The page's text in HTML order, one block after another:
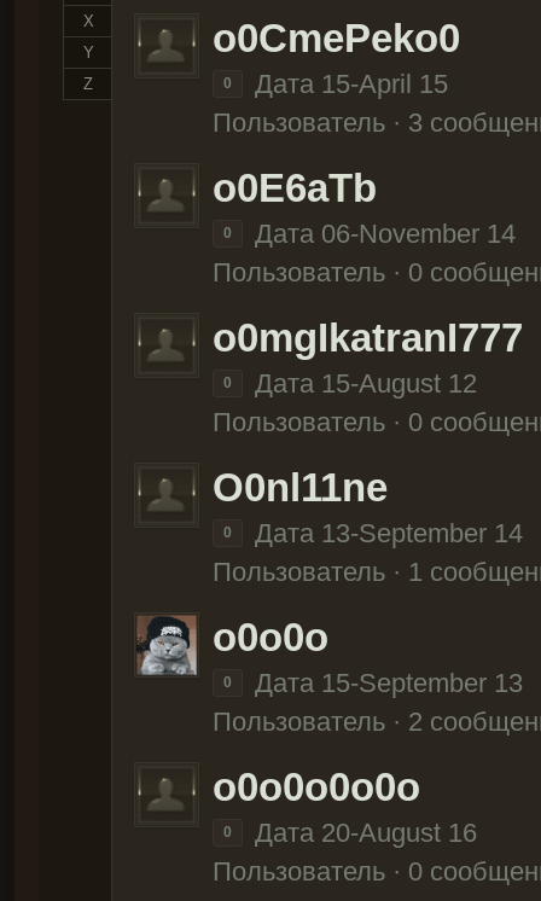
X
Y
Z
o0CmePeko0
0
Дата 15-April 15
Пользователь · 3
o0E6aTb
0
Дата 06-November 14
Пользователь · 0
o0mgIkatranI777
0
Дата 15-August 12
Пользователь · 0
O0nl11ne
0
Дата 13-September 14
Пользователь · 1
o0o0o
0
Дата 15-September 13
Пользователь · 2
o0o0o0o0o
0
Дата 20-August 16
Пользователь · 0